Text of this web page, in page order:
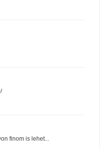
finom is lehet...